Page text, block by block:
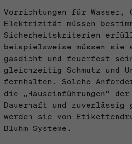
Vorrichtungen für Wasser,
Elektrizität müssen
Sicherheitskriterien
beispielsweise müssen sie
gasdicht und feuerfest
gleichzeitig Schmutz und
fernhalten. Solche
die „Hauseinführungen“
Dauerhaft und zuverlässig
werden sie von
Bluhm Systeme.